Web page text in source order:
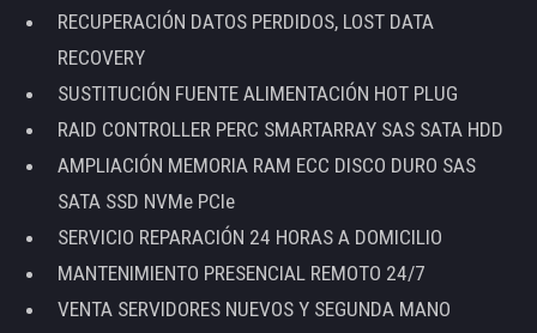
RECUPERACIÓN DATOS PERDIDOS, LOST DATA
RECOVERY
SUSTITUCIÓN FUENTE ALIMENTACIÓN HOT PLUG
RAID CONTROLLER PERC SMARTARRAY SAS SATA HDD
AMPLIACIÓN MEMORIA RAM ECC DISCO DURO SAS
SATA SSD NVMe PCIe
SERVICIO REPARACIÓN 24 HORAS A DOMICILIO
MANTENIMIENTO PRESENCIAL REMOTO 24/7
VENTA SERVIDORES NUEVOS Y SEGUNDA MANO